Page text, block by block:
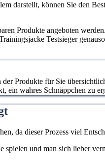
darstellt, können Sie den
Produkte angeboten
Testsieger
Produkte für Sie
ein wahres Schnäppchen zu
da dieser Prozess viel
und man sich lieber